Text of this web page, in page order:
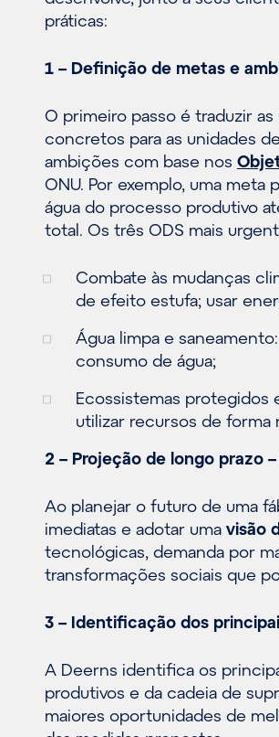
práticas:
1 – Definição de metas e
O primeiro passo é traduzir
concretos para as unidades
ambições com base nos
ONU. Por exemplo, uma
água do processo produtivo
total. Os três ODS mais
Combate às mudanças
de efeito estufa; usar
Água limpa e
consumo de água;
Ecossistemas protegidos
utilizar recursos de forma
2 – Projeção de longo prazo
Ao planejar o futuro de uma
imediatas e adotar uma visão
tecnológicas, demanda por
transformações sociais que
3 – Identificação dos
A Deerns identifica os
produtivos e da cadeia de
maiores oportunidades de